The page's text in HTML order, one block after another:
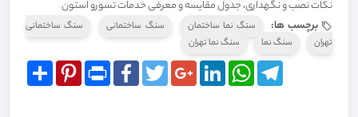
نکات نصب و نگهداری، جدول مقایسه و معرفی خدمات تسورو استون
برچسب ها:
سنگ نما ساختمان سنگ ساختمانی
سنگ ساختمانی
تهران
سنگ نما سنگ نما تهران
Share
Pinterest Print
FacebookTwitterGoogle+LinkedIn
WhatsAppTelegram